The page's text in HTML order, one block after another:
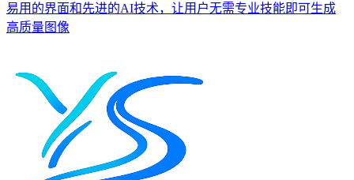
易用的界面和先进的AI技术，让用户无需专业技能即可生成
高质量图像